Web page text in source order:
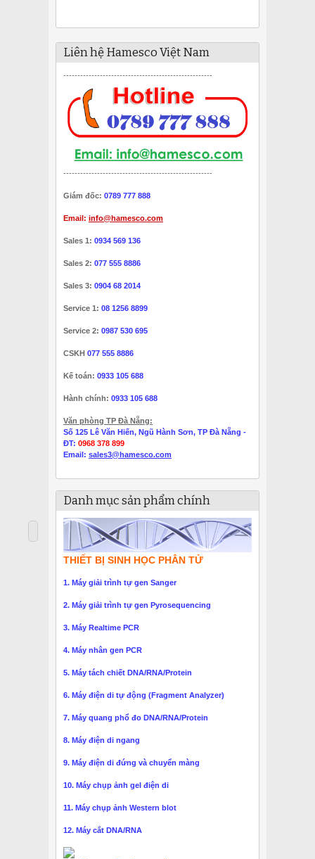
Liên hệ Hamesco Việt Nam
-----------------------------------------------------
-----------------------------------------------------
Giám đốc: 0789 777 888
Email: info@hamesco.com
Sales 1: 0934 569 136
Sales 2: 077 555 8886
Sales 3: 0904 68 2014
Service 1: 08 1256 8899
Service 2: 0987 530 695
CSKH 077 555 8886
Kế toán: 0933 105 688
Hành chính: 0933 105 688
Văn phòng TP Đà Nẵng:
Số 125 Lê Văn Hiến, Ngũ Hành Sơn, TP Đà Nẵng -
ĐT: 0968 378 899
Email: sales3@hamesco.com
Danh mục sản phẩm chính
THIẾT BỊ SINH HỌC PHÂN TỬ
1. Máy giải trình tự gen Sanger
2. Máy giải trình tự gen Pyrosequencing
3. Máy Realtime PCR
4. Máy nhân gen PCR
5. Máy tách chiết DNA/RNA/Protein
6. Máy điện di tự động (Fragment Analyzer)
7. Máy quang phổ đo DNA/RNA/Protein
8. Máy điện di ngang
9. Máy điện di đứng và chuyển màng
10. Máy chụp ảnh gel điện di
11. Máy chụp ảnh Western blot
12. Máy cắt DNA/RNA